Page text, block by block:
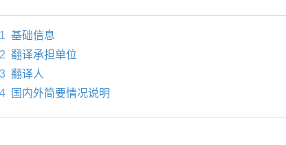
1 基础信息
2 翻译承担单位
3 翻译人
4
国内外简要情况说明